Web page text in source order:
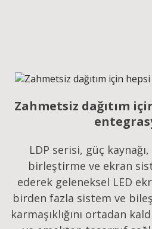
Zahmetsiz dağıtım
LDP serisi, güç
birleştirme ve ekran
ederek geleneksel LED
birden fazla sistem ve
karmaşıklığını ortadan